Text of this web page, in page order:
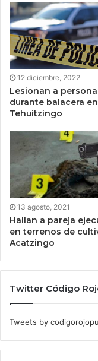
12 diciembre, 2022
Lesionan a persona
durante balacera en
Tehuitzingo
13 agosto, 2021
Hallan a pareja
en terrenos de
Acatzingo
Twitter Código
Tweets by